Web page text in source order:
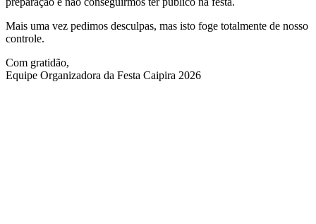
Mais uma vez pedimos desculpas, mas isto foge totalmente de nosso
controle.
Com gratidão,
Equipe Organizadora da Festa Caipira 2026